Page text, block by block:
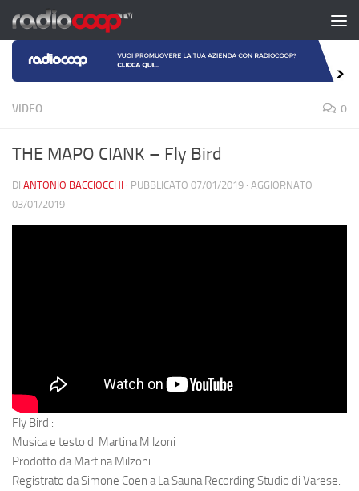
Salta al contenuto
VIDEO 0
THE MAPO CIANK – Fly Bird
DI ANTONIO BACCIOCCHI · PUBBLICATO 07/01/2019 · AGGIORNATO
03/01/2019
Fly Bird :
Musica e testo di Martina Milzoni
Prodotto da Martina Milzoni
Registrato da Simone Coen a La Sauna Recording Studio di Varese.